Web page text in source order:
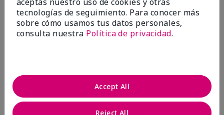
OPINIONES
57 Reseñas
Escribir Una Opinión
tecnologías de seguimiento. Para conocer más
sobre cómo usamos tus datos personales,
consulta nuestra Política de privacidad.
Reject All
Accept All